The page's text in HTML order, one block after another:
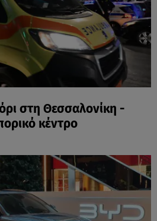
στη Θεσσαλονίκη -
κέντρο